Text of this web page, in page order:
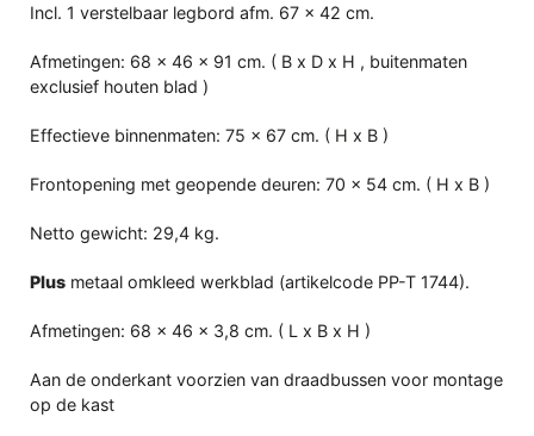
Incl. 1 verstelbaar legbord afm. 67 x 42 cm.
Afmetingen: 68 x 46 x 91 cm. ( B x D x H , buitenmaten
exclusief houten blad )
Effectieve binnenmaten: 75 x 67 cm. ( H x B )
Frontopening met geopende deuren: 70 x 54 cm. ( H x B )
Netto gewicht: 29,4 kg.
Plus metaal omkleed werkblad (artikelcode PP-T 1744).
Afmetingen: 68 x 46 x 3,8 cm. ( L x B x H )
Aan de onderkant voorzien van draadbussen voor montage
op de kast